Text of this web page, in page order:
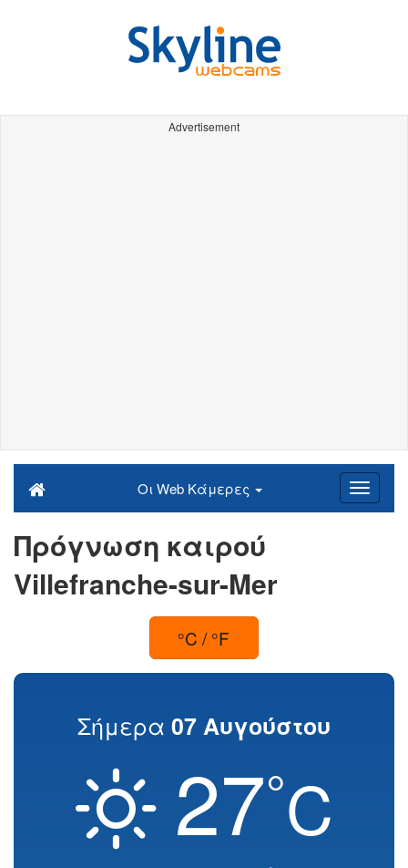
Advertisement
Οι Web Κάμερες
Πρόγνωση καιρού
Villefranche-sur-Mer
°C / °F
Σήμερα 07 Αυγούστου
27°C